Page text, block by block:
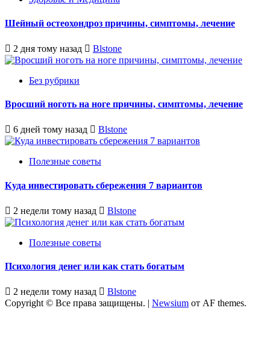
Шейный остеохондроз причины, симптомы, лечение
2 дня тому назад Blstone
Без рубрики
Вросший ноготь на ноге причины, симптомы, лечение
6 дней тому назад Blstone
Полезные советы
Куда инвестировать сбережения 7 вариантов
2 недели тому назад Blstone
Полезные советы
Психология денег или как стать богатым
2 недели тому назад
Blstone
Copyright © Все права защищены.
Newsium от AF themes.